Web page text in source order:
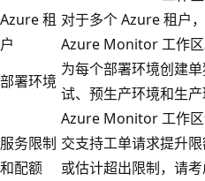
Azure 租
户
对于多个 Azure 租户
Azure Monitor 工作区
部署环境
为每个部署环境创建
试、预生产环境和生产
服务限制
和配额
Azure Monitor 工作
交支持工单请求提升
或估计超出限制，请